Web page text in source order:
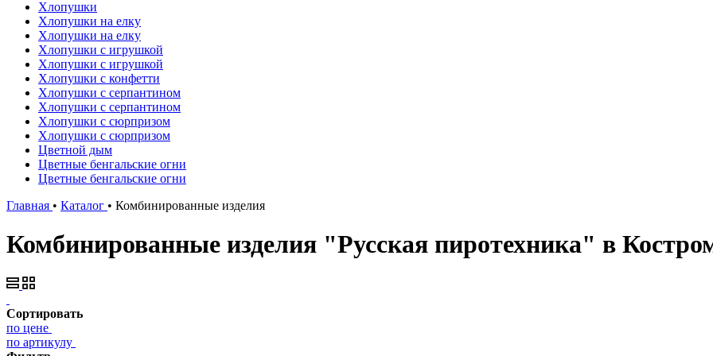
Хлопушки
Хлопушки на елку
Хлопушки на елку
Хлопушки с игрушкой
Хлопушки с игрушкой
Хлопушки с конфетти
Хлопушки с серпантином
Хлопушки с серпантином
Хлопушки с сюрпризом
Хлопушки с сюрпризом
Цветной дым
Цветные бенгальские огни
Цветные бенгальские огни
Главная • Каталог • Комбинированные изделия
Комбинированные изделия "Русская пиротехника" в
Сортировать
по цене
по артикулу